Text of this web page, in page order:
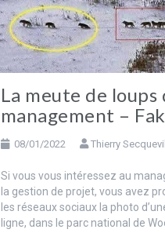
La meute de loups
management –
08/01/2022 Thierry
Si vous vous intéressez au
la gestion de projet, vous avez
les réseaux sociaux la photo
ligne, dans le parc national de